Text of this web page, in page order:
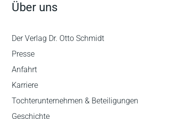
Über uns
Der Verlag Dr. Otto Schmidt
Presse
Anfahrt
Karriere
Tochterunternehmen & Beteiligungen
Geschichte